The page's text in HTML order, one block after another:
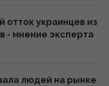
в море от
украинцев из
- мнение эксперта
людей на рынке